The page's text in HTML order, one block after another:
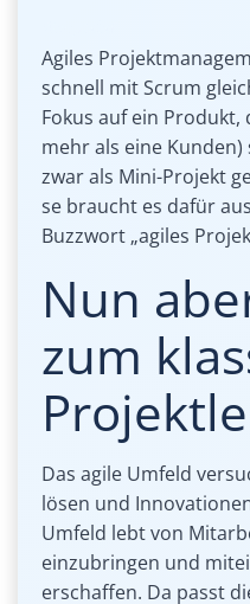
Agiles
schnell mit Scrum
Fokus auf ein
mehr als eine
zwar als Mini-Projekt
se braucht es dafür
Buzzwort „agiles
Nun
zum
Das agile Umfeld
lösen und
Umfeld lebt von
einzubringen und
erschaffen. Da passt